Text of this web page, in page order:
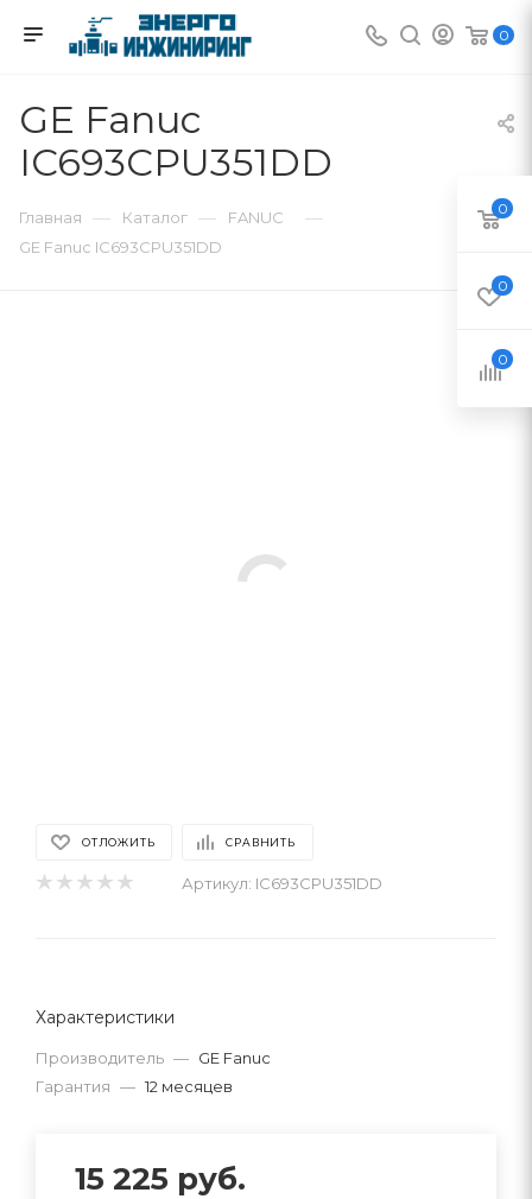
0
GE Fanuc
IC693CPU351DD
Главная — Каталог — FANUC —
GE Fanuc IC693CPU351DD
ОТЛОЖИТЬ СРАВНИТЬ
Артикул: IC693CPU351DD
Характеристики
Производитель — GE Fanuc
Гарантия — 12 месяцев
15 225 руб.
0
0
0